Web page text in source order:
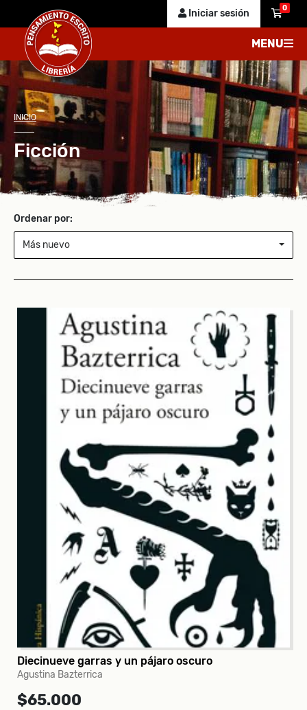
Iniciar sesión 0
MENU
INICIO
Ficción
Ordenar por:
Más nuevo
Diecinueve garras y un pájaro oscuro
Agustina Bazterrica
$65.000